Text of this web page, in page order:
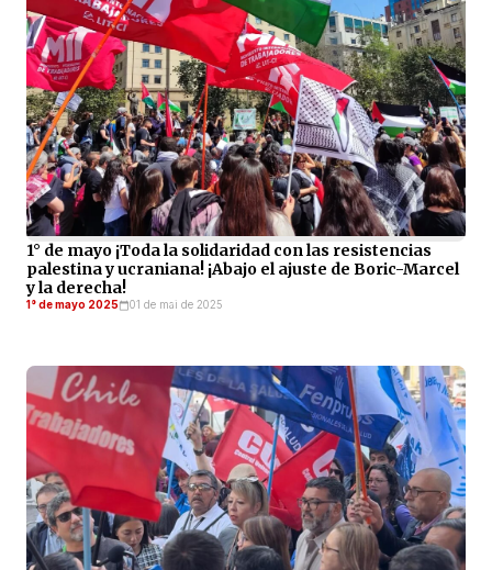
1° de mayo ¡Toda la solidaridad con las resistencias
palestina y ucraniana! ¡Abajo el ajuste de Boric-Marcel
y la derecha!
1° de mayo 2025 01 de mai de 2025